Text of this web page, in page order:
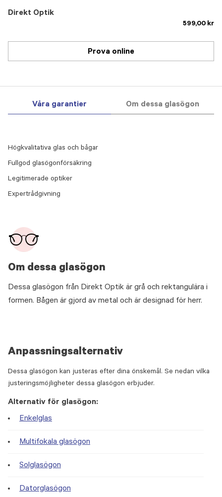
Direkt Optik
599,00 kr
Prova online
Våra garantier Om dessa glasögon
Om dessa glasögon
Dessa glasögon från Direkt Optik är grå och rektangulära i
formen. Bågen är gjord av metal och är designad för herr.
Högkvalitativa glas och bågar
Fullgod glasögonförsäkring
Legitimerade optiker
Expertrådgivning
Anpassningsalternativ
Dessa glasögon kan justeras efter dina önskemål. Se nedan vilka
justeringsmöjligheter dessa glasögon erbjuder.
Alternativ för glasögon:
Enkelglas
Multifokala glasögon
Solglasögon
Datorglasögon